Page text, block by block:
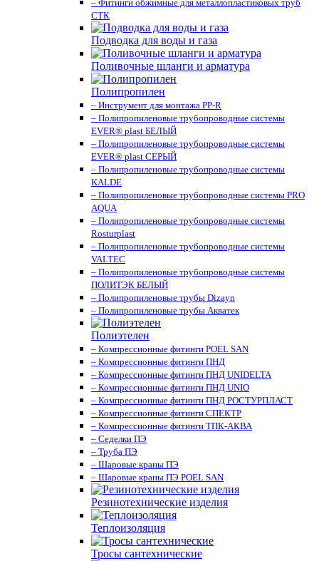
– Фитинги обжимные для металлопластиковых труб
СТК
Подводка для воды и газа
Поливочные шланги и арматура
Полипропилен
– Инструмент для монтажа PP-R
– Полипропиленовые трубопроводные системы
EVER® plast БЕЛЫЙ
– Полипропиленовые трубопроводные системы
EVER® plast СЕРЫЙ
– Полипропиленовые трубопроводные системы
KALDE
– Полипропиленовые трубопроводные системы PRO
AQUA
– Полипропиленовые трубопроводные системы
Rosturplast
– Полипропиленовые трубопроводные системы
VALTEC
– Полипропиленовые трубопроводные системы
ПОЛИТЭК БЕЛЫЙ
– Полипропиленовые трубы Dizayn
– Полипропиленовые трубы Акватек
Полиэтелен
– Компрессионные фитинги POEL SAN
– Компрессионные фитинги ПНД
– Компрессионные фитинги ПНД UNIDELTA
– Компрессионные фитинги ПНД UNIO
– Компрессионные фитинги ПНД РОСТУРПЛАСТ
– Компрессионные фитинги СПЕКТР
– Компрессионные фитинги ТПК-АКВА
– Седелки ПЭ
– Труба ПЭ
– Шаровые краны ПЭ
– Шаровые краны ПЭ POEL SAN
Резинотехнические изделия
Теплоизоляция
Тросы сантехнические